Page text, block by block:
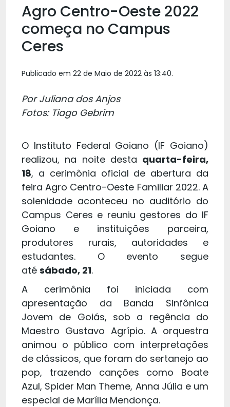
Agro Centro-Oeste 2022
começa no Campus
Ceres
Publicado em 22 de Maio de 2022 às 13:40.
Por Juliana dos Anjos
Fotos: Tiago Gebrim
O Instituto Federal Goiano (IF Goiano)
realizou, na noite desta quarta-feira,
18, a cerimônia oficial de abertura da
feira Agro Centro-Oeste Familiar 2022. A
solenidade aconteceu no auditório do
Campus Ceres e reuniu gestores do IF
Goiano e instituições parceira,
produtores rurais, autoridades e
estudantes. O evento segue
até sábado, 21.
A cerimônia foi iniciada com
apresentação da Banda Sinfônica
Jovem de Goiás, sob a regência do
Maestro Gustavo Agrípio. A orquestra
animou o público com interpretações
de clássicos, que foram do sertanejo ao
pop, trazendo canções como Boate
Azul, Spider Man Theme, Anna Júlia e um
especial de Marília Mendonça.